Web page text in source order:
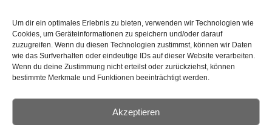
Um dir ein optimales Erlebnis zu bieten, verwenden wir Technologien wie
Cookies, um Geräteinformationen zu speichern und/oder darauf
zuzugreifen. Wenn du diesen Technologien zustimmst, können wir Daten
wie das Surfverhalten oder eindeutige IDs auf dieser Website verarbeiten.
Wenn du deine Zustimmung nicht erteilst oder zurückziehst, können
bestimmte Merkmale und Funktionen beeinträchtigt werden.
Akzeptieren
E-Mail: info@suedwest-archaeologie.de
Impressum|Datenschutzerklärung
Haftungsausschluss |Cockie-Richtlinie